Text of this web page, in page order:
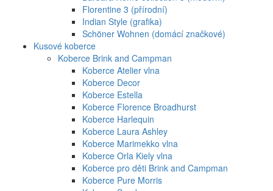
Florentine 3 (přírodní)
Indian Style (grafika)
Schöner Wohnen (domácí značkové)
Kusové koberce
Koberce Brink and Campman
Koberce Atelier vlna
Koberce Decor
Koberce Estella
Koberce Florence Broadhurst
Koberce Harlequin
Koberce Laura Ashley
Koberce Marimekko vlna
Koberce Orla Kiely vlna
Koberce pro děti Brink and Campman
Koberce Pure Morris